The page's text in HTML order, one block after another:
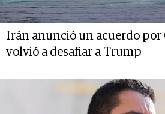
Irán anunció un acuerdo por
volvió a desafiar a Trump